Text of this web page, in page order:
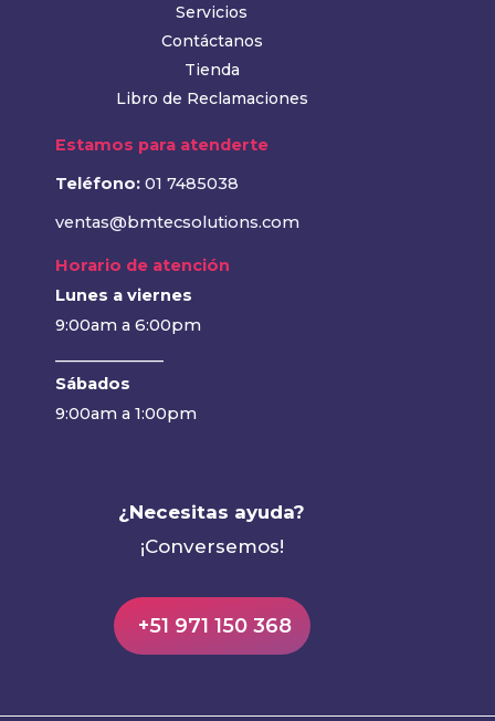
Servicios
Contáctanos
Tienda
Libro de Reclamaciones
Estamos para atenderte
Teléfono: 01 7485038
ventas@bmtecsolutions.com
Horario de atención
Lunes a viernes
9:00am a 6:00pm
Sábados
9:00am a 1:00pm
¿Necesitas ayuda?
¡Conversemos!
+51 971 150 368